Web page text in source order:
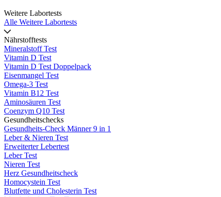
Weitere Labortests
Alle Weitere Labortests
Nährstofftests
Mineralstoff Test
Vitamin D Test
Vitamin D Test Doppelpack
Eisenmangel Test
Omega-3 Test
Vitamin B12 Test
Aminosäuren Test
Coenzym Q10 Test
Gesundheitschecks
Gesundheits-Check Männer 9 in 1
Leber & Nieren Test
Erweiterter Lebertest
Leber Test
Nieren Test
Herz Gesundheitscheck
Homocystein Test
Blutfette und Cholesterin Test